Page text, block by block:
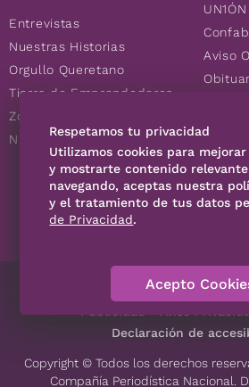
Entrevistas
Nuestras Historias
Orgullo Queretano
Tierra de Emprendedores
Zoociales
Nuevos Queretanos
UN1ÓN
Aviso
Contáctanos Código
Declaración de
Copyright © Todos los derechos
Compañía Periodística Nacional.
Respetamos tu privacidad
Utilizamos cookies para
y mostrarte contenido
navegando, aceptas nuestra
y el tratamiento de tus datos
de Privacidad.
Acepto